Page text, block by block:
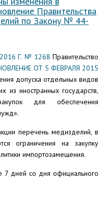
Правительства
по Закону № 44-
Г. № 1268 Правительство
ОТ 5 ФЕВРАЛЯ 2015
допуска отдельных видов
из иностранных государств,
для обеспечения
перечень медизделий, в
ограничения на закупку
импортозамещения.
7 дней со дня официального